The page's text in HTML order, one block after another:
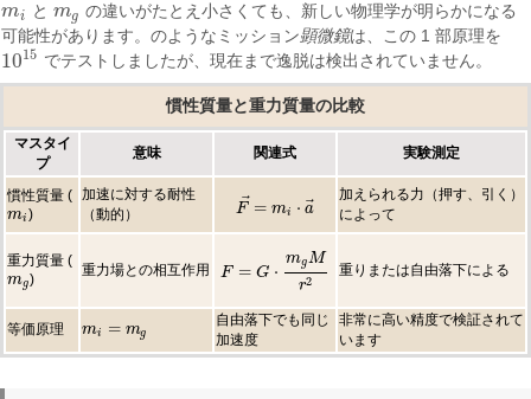
mi
mi と mg
mg の違いがたとえ小さくても、新しい物理学が明らかになる
可能性があります。のようなミッション顕微鏡は、この 1 部原理を
1015
1015 でテストしましたが、現在まで逸脱は検出されていません。
慣性質量と重力質量の比較
マスタイ
プ
意味 関連式 実験測定
慣性質量 (
mi
mi )
加速に対する耐性
（動的）
F ⃗ = mi ⋅ a⃗
F→= mi⋅a →
加えられる力（押す、引く）
によって
重力質量 (
mg
mg)
重力場との相互作用 F = G ⋅
mgM
r2
F= G⋅m gMr2 重りまたは自由落下による
等価原理 mi = mg
mi= mg
自由落下でも同じ
加速度
非常に高い精度で検証されて
います